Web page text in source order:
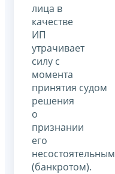
лица в
качестве
ИП
утрачивает
силу с
момента
принятия судом
решения
о
признании
его
несостоятельным
(банкротом).